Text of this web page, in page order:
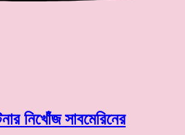
নিখোঁজ সাবমেরিনের